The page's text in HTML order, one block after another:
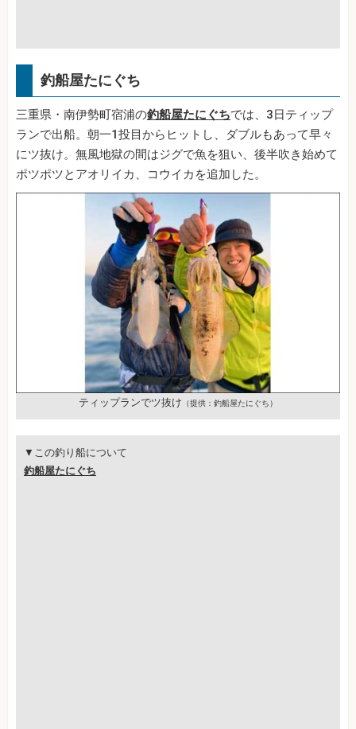
釣船屋たにぐち
三重県・南伊勢町宿浦の釣船屋たにぐちでは、3日ティップ
ランで出船。朝一1投目からヒットし、ダブルもあって早々
にツ抜け。無風地獄の間はジグで魚を狙い、後半吹き始めて
ポツポツとアオリイカ、コウイカを追加した。
ティップランでツ抜け （提供：釣船屋たにぐち）
▼この釣り船について
釣船屋たにぐち